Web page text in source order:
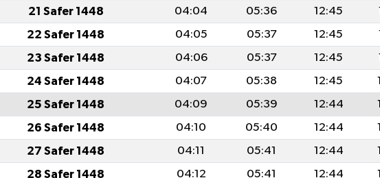
21 Safer 1448 04:04 05:36 12:45
22 Safer 1448 04:05 05:37 12:45
23 Safer 1448 04:06 05:37 12:45
24 Safer 1448 04:07 05:38 12:45
25 Safer 1448 04:09 05:39 12:44
26 Safer 1448 04:10 05:40 12:44
27 Safer 1448 04:11 05:41 12:44
28 Safer 1448 04:12 05:41 12:44